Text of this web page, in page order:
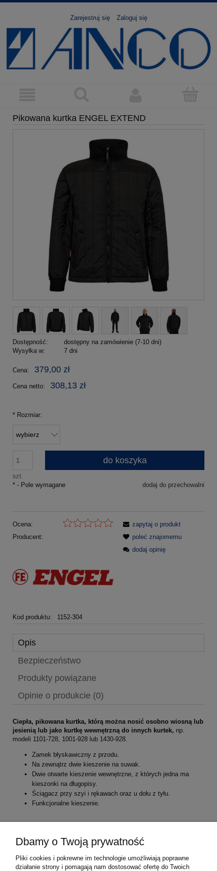
Zarejestruj się Zaloguj się
Pikowana kurtka ENGEL EXTEND
Dostępność:
dostępny na zamówienie (7-10 dni)
Wysyłka w:
7 dni
Cena: 379,00 zł
Cena netto: 308,13 zł
* Rozmiar:
szt.
do koszyka
dodaj do przechowalni
* - Pole wymagane
Ocena:
Producent:
Kod produktu: 1152-304
zapytaj o produkt
poleć znajomemu
dodaj opinię
Opis
Bezpieczeństwo
Produkty powiązane
Opinie o produkcie (0)
Ciepła, pikowana kurtka, którą można nosić osobno wiosną lub
jesienią lub jako kurtkę wewnętrzną do innych kurtek, np.
modeli 1101-728, 1001-928 lub 1430-928.
Zamek błyskawiczny z przodu.
Na zewnątrz dwie kieszenie na suwak.
Dwie otwarte kieszenie wewnętrzne, z których jedna ma
kieszonki na długopisy.
Ściągacz przy szyi i rękawach oraz u dołu z tyłu.
Funkcjonalne kieszenie.
Materiał podszewki: 100% Polyester
Obróbka hydrofobowa
Dbamy o Twoją prywatność
Pliki cookies i pokrewne im technologie umożliwiają poprawne
działanie strony i pomagają nam dostosować ofertę do Twoich